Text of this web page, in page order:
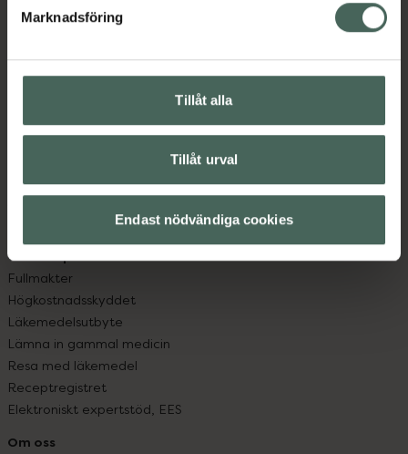
Marknadsföring
Tillåt alla
Tillåt urval
Endast nödvändiga cookies
Kundservice
Leverans, betalning och retur
App
Om recept och läkemedel
Fullmakter
Högkostnadsskyddet
Läkemedelsutbyte
Lämna in gammal medicin
Resa med läkemedel
Receptregistret
Elektroniskt expertstöd, EES
Om oss